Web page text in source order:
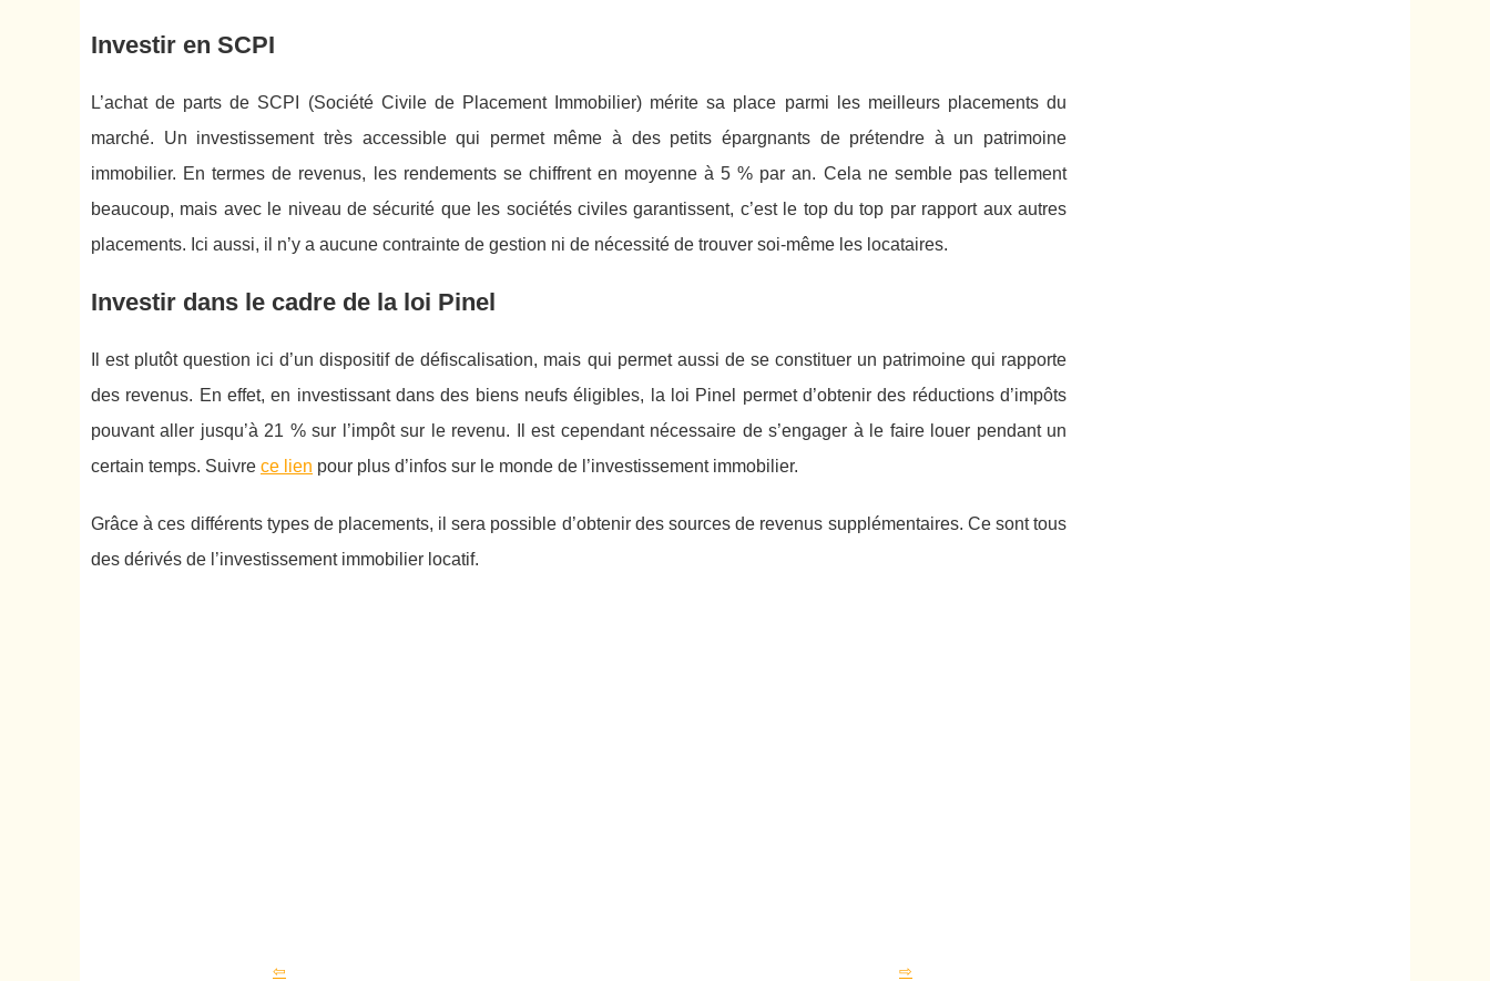
Investir en SCPI
L’achat de parts de SCPI (Société Civile de Placement Immobilier) mérite sa place parmi les meilleurs placements du
marché. Un investissement très accessible qui permet même à des petits épargnants de prétendre à un patrimoine
immobilier. En termes de revenus, les rendements se chiffrent en moyenne à 5 % par an. Cela ne semble pas tellement
beaucoup, mais avec le niveau de sécurité que les sociétés civiles garantissent, c’est le top du top par rapport aux autres
placements. Ici aussi, il n’y a aucune contrainte de gestion ni de nécessité de trouver soi-même les locataires.
Investir dans le cadre de la loi Pinel
Il est plutôt question ici d’un dispositif de défiscalisation, mais qui permet aussi de se constituer un patrimoine qui rapporte
des revenus. En effet, en investissant dans des biens neufs éligibles, la loi Pinel permet d’obtenir des réductions d’impôts
pouvant aller jusqu’à 21 % sur l’impôt sur le revenu. Il est cependant nécessaire de s’engager à le faire louer pendant un
certain temps. Suivre ce lien pour plus d’infos sur le monde de l’investissement immobilier.
Grâce à ces différents types de placements, il sera possible d’obtenir des sources de revenus supplémentaires. Ce sont tous
des dérivés de l’investissement immobilier locatif.